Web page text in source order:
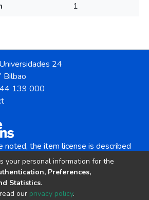
1
24
139 000
noted, the item license is described
Attribution-NonCommercial-
your personal information for the
Preferences,
Statistics.
our privacy policy.